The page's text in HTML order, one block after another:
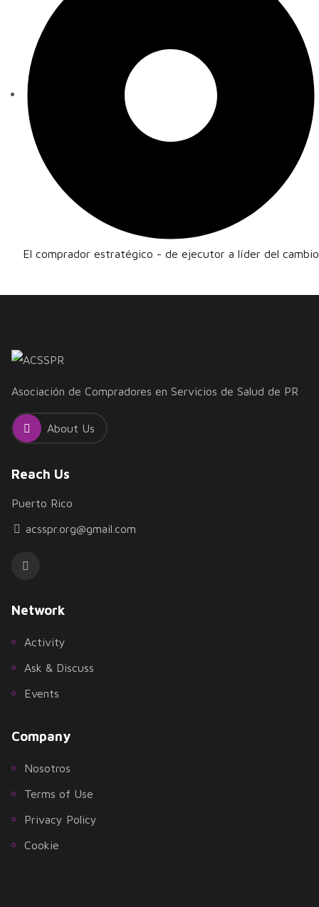
El comprador estratégico - de ejecutor a líder del cambio
Asociación de Compradores en Servicios de Salud de PR
About Us
Network
Activity
Ask & Discuss
Events
Company
Nosotros
Terms of Use
Privacy Policy
Cookie
Reach Us
Puerto Rico
acsspr.org@gmail.com